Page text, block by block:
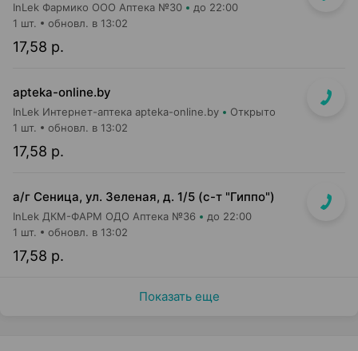
InLek Фармико ООО Аптека №30 до 22:00
17,58 р.
1 шт. обновл. в 13:02
apteka-online.by
InLek Интернет-аптека apteka-online.by Открыто
17,58 р.
1 шт. обновл. в 13:02
а/г Сеница, ул. Зеленая, д. 1/5 (с-т "Гиппо")
InLek ДКМ-ФАРМ ОДО Аптека №36 до 22:00
17,58 р.
1 шт. обновл. в 13:02
Показать еще